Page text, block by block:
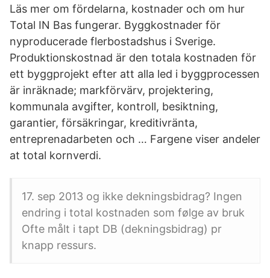
Läs mer om fördelarna, kostnader och om hur
Total IN Bas fungerar. Byggkostnader för
nyproducerade flerbostadshus i Sverige.
Produktionskostnad är den totala kostnaden för
ett byggprojekt efter att alla led i byggprocessen
är inräknade; markförvärv, projektering,
kommunala avgifter, kontroll, besiktning,
garantier, försäkringar, kreditivränta,
entreprenadarbeten och … Fargene viser andeler
at total kornverdi.
17. sep 2013 og ikke dekningsbidrag? Ingen
endring i total kostnaden som følge av bruk
Ofte målt i tapt DB (dekningsbidrag) pr
knapp ressurs.